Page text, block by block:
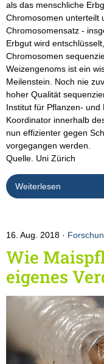
als das menschliche
Chromosomen unterteilt
Chromosomensatz -
Erbgut wird
Chromosomen
Weizengenoms ist ein
Meilenstein. Noch nie
hoher Qualität
Institut für Pflanzen-
Koordinator innerhalb
nun effizienter gegen
vorgegangen werden.
Quelle. Uni Zürich
Weiterlesen
16. Aug. 2018
Wie
eigenes